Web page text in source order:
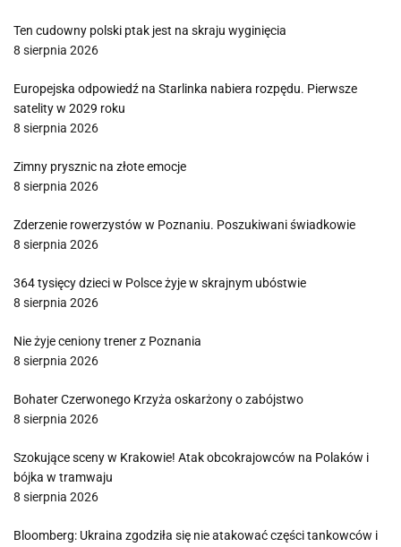
Ten cudowny polski ptak jest na skraju wyginięcia
8 sierpnia 2026
Europejska odpowiedź na Starlinka nabiera rozpędu. Pierwsze
satelity w 2029 roku
8 sierpnia 2026
Zimny prysznic na złote emocje
8 sierpnia 2026
Zderzenie rowerzystów w Poznaniu. Poszukiwani świadkowie
8 sierpnia 2026
364 tysięcy dzieci w Polsce żyje w skrajnym ubóstwie
8 sierpnia 2026
Nie żyje ceniony trener z Poznania
8 sierpnia 2026
Bohater Czerwonego Krzyża oskarżony o zabójstwo
8 sierpnia 2026
Szokujące sceny w Krakowie! Atak obcokrajowców na Polaków i
bójka w tramwaju
8 sierpnia 2026
Bloomberg: Ukraina zgodziła się nie atakować części tankowców i